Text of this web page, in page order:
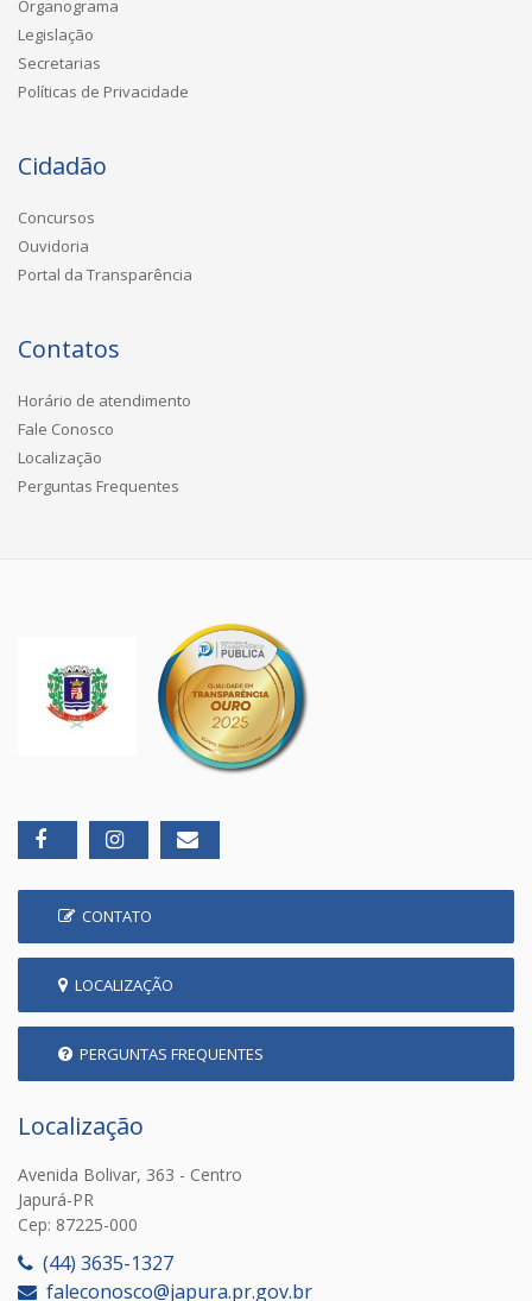
Organograma
Legislação
Secretarias
Políticas de Privacidade
Cidadão
Concursos
Ouvidoria
Portal da Transparência
Contatos
Horário de atendimento
Fale Conosco
Localização
Perguntas Frequentes
CONTATO
LOCALIZAÇÃO
PERGUNTAS FREQUENTES
Localização
Avenida Bolivar, 363 - Centro
Japurá-PR
Cep: 87225-000
(44) 3635-1327
faleconosco@japura.pr.gov.br